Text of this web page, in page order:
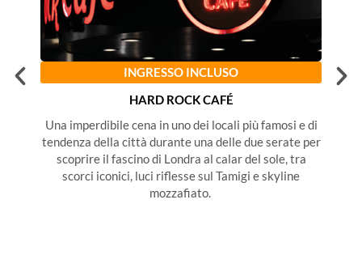
INGRESSO INCLUSO
HARD ROCK CAFÉ
Una imperdibile cena in uno dei locali più famosi e di
tendenza della città durante una delle due serate per
scoprire il fascino di Londra al calar del sole, tra
scorci iconici, luci riflesse sul Tamigi e skyline
mozzafiato.